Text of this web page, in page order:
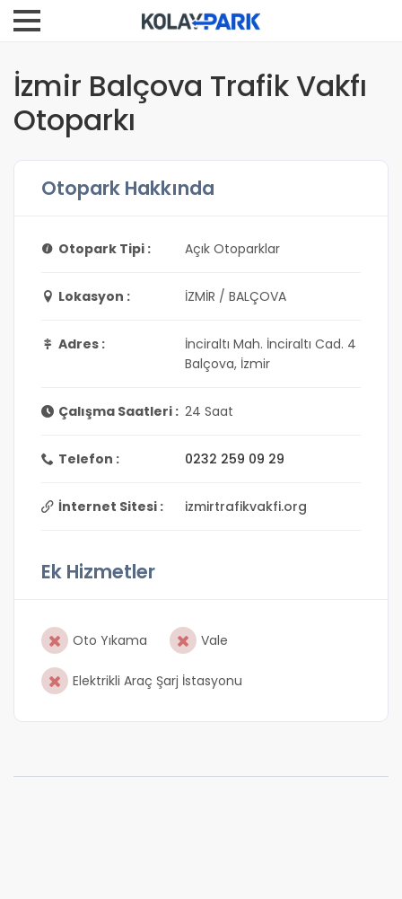
İzmir Balçova Trafik Vakfı
Otoparkı
Otopark Hakkında
Otopark Tipi : Açık Otoparklar
Lokasyon : İZMİR / BALÇOVA
Adres :
İnciraltı Mah. İnciraltı Cad. 4
Balçova, İzmir
Çalışma Saatleri : 24 Saat
Telefon : 0232 259 09 29
İnternet Sitesi : izmirtrafikvakfi.org
Ek Hizmetler
Oto Yıkama Vale
Elektrikli Araç Şarj İstasyonu